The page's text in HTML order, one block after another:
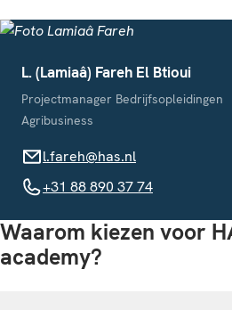
L. (Lamiaâ) Fareh El Btioui
Projectmanager Bedrijfsopleidingen
Agribusiness
l.fareh@has.nl
l.fareh@has.nl
+31 88 890 37 74
+31 88 890 37 74
Waarom kiezen voor
academy?